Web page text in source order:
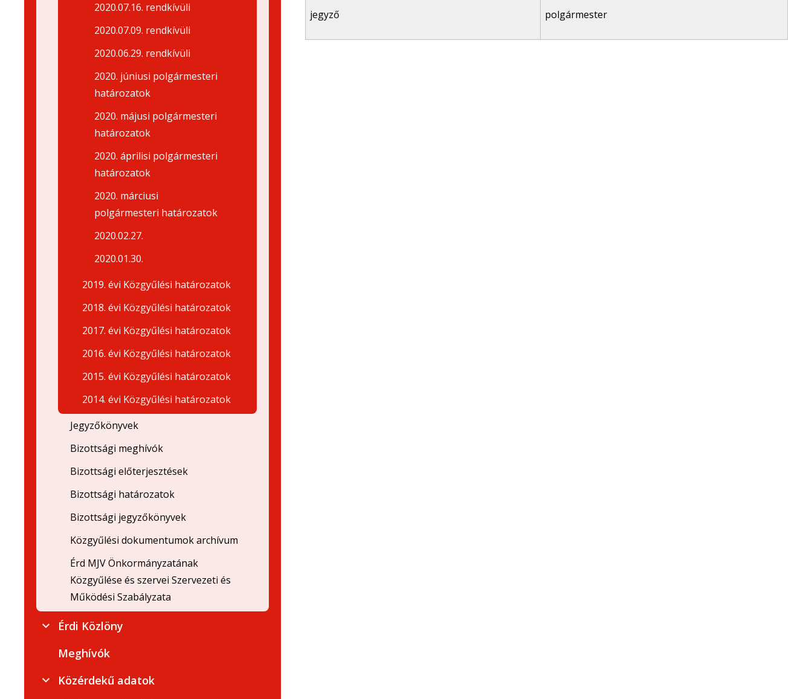
jegyző polgármester
2020.07.16. rendkívüli
2020.07.09. rendkívüli
2020.06.29. rendkívüli
2020. júniusi polgármesteri
határozatok
2020. májusi polgármesteri
határozatok
2020. áprilisi polgármesteri
határozatok
2020. márciusi
polgármesteri határozatok
2020.02.27.
2020.01.30.
2019. évi Közgyűlési határozatok
2018. évi Közgyűlési határozatok
2017. évi Közgyűlési határozatok
2016. évi Közgyűlési határozatok
2015. évi Közgyűlési határozatok
2014. évi Közgyűlési határozatok
Jegyzőkönyvek
Bizottsági meghívók
Bizottsági előterjesztések
Bizottsági határozatok
Bizottsági jegyzőkönyvek
Közgyűlési dokumentumok archívum
Érd MJV Önkormányzatának
Közgyűlése és szervei Szervezeti és
Működési Szabályzata
Érdi Közlöny
Meghívók
Közérdekű adatok